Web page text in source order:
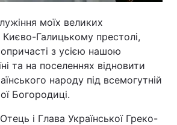
Туризм
Погода
Регіони
моїх великих
Києво-Галицькому престолі,
з усією нашою
та на поселеннях відновити
народу під всемогутній
Богородиці.
і Глава Української Греко-